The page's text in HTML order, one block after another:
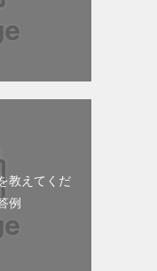
教えてくだ
例